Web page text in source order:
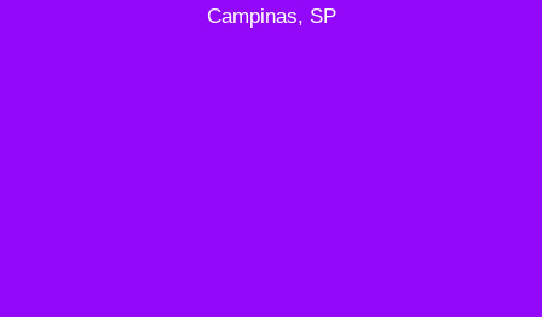
Campinas, SP